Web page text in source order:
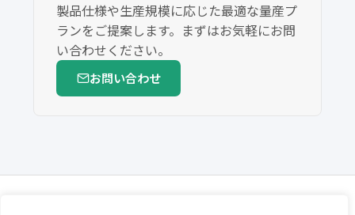
製品仕様や生産規模に応じた最適な量産プ
ランをご提案します。まずはお気軽にお問
い合わせください。
お問い合わせ